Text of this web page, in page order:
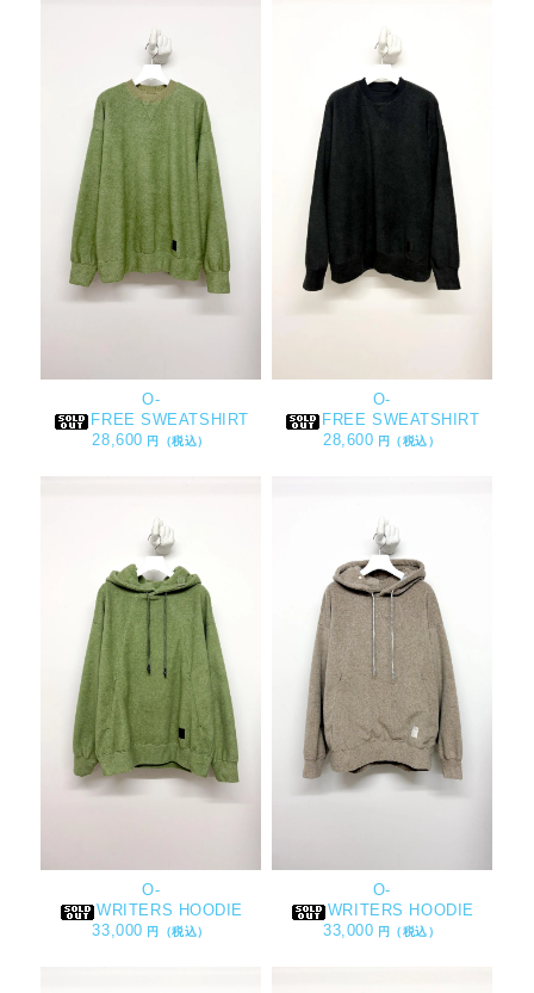
O-
FREE SWEATSHIRT
28,600 円（税込）
O-
FREE SWEATSHIRT
28,600 円（税込）
O-
WRITERS HOODIE
33,000 円（税込）
O-
WRITERS HOODIE
33,000 円（税込）